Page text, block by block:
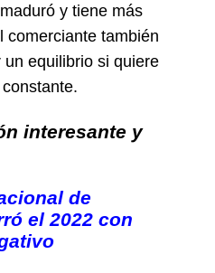
y tiene más
comerciante también
equilibrio si quiere
interesante y
de
el 2022 con